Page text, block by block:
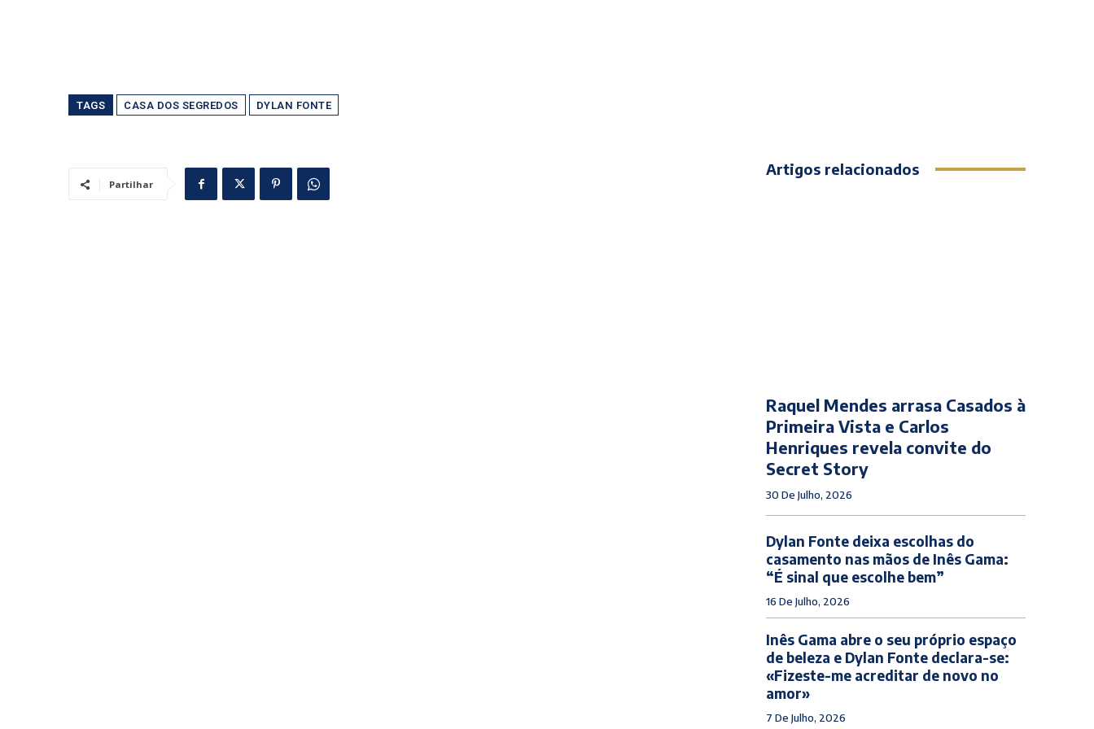
TAGS CASA DOS SEGREDOS DYLAN FONTE
Partilhar
Artigos relacionados
Raquel Mendes arrasa Casados à
Primeira Vista e Carlos
Henriques revela convite do
Secret Story
30 De Julho, 2026
Dylan Fonte deixa escolhas do
casamento nas mãos de Inês Gama:
“É sinal que escolhe bem”
16 De Julho, 2026
Inês Gama abre o seu próprio espaço
de beleza e Dylan Fonte declara-se:
«Fizeste-me acreditar de novo no
amor»
7 De Julho, 2026